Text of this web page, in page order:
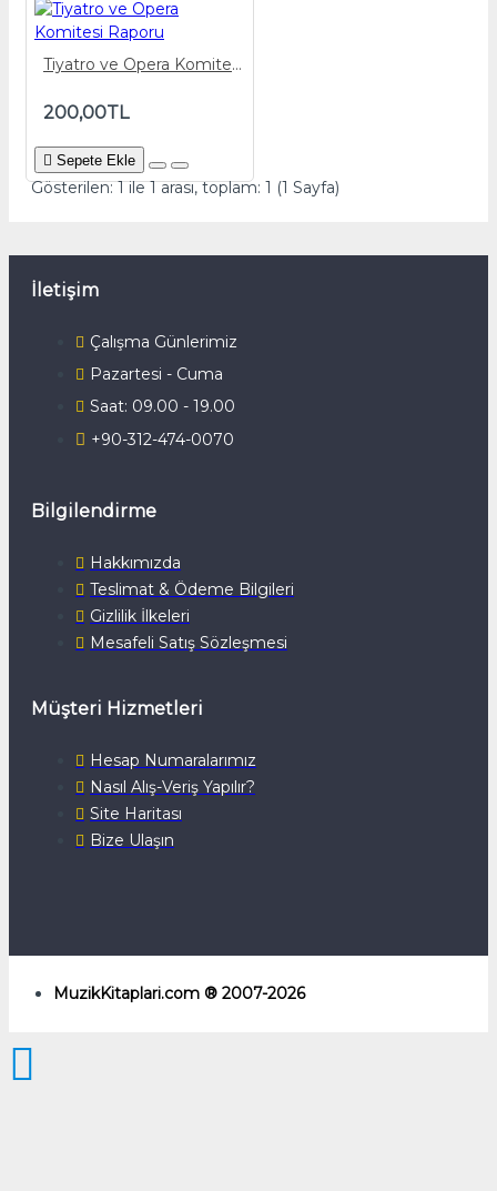
Tiyatro ve Opera Komitesi Raporu
200,00TL
Sepete Ekle
Gösterilen: 1 ile 1 arası, toplam: 1 (1 Sayfa)
İletişim
Çalışma Günlerimiz
Pazartesi - Cuma
Saat: 09.00 - 19.00
+90-312-474-0070
Bilgilendirme
Hakkımızda
Teslimat & Ödeme Bilgileri
Gizlilik İlkeleri
Mesafeli Satış Sözleşmesi
Müşteri Hizmetleri
Hesap Numaralarımız
Nasıl Alış-Veriş Yapılır?
Site Haritası
Bize Ulaşın
MuzikKitaplari.com ® 2007-2026